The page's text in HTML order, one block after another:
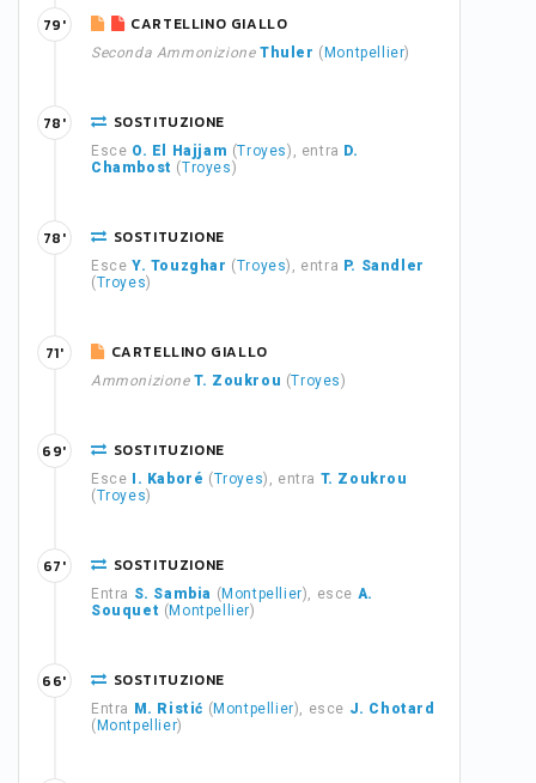
CARTELLINO GIALLO
Seconda Ammonizione Thuler ( Montpellier)
79'
SOSTITUZIONE
Esce O. El Hajjam (Troyes), entra D.
Chambost (Troyes)
78'
SOSTITUZIONE
Esce Y. Touzghar (Troyes), entra P. Sandler
(Troyes)
78'
CARTELLINO GIALLO
Ammonizione T. Zoukrou (Troyes)
71'
SOSTITUZIONE
Esce I. Kaboré (Troyes), entra T. Zoukrou
(Troyes)
69'
SOSTITUZIONE
Entra S. Sambia ( Montpellier), esce A.
Souquet ( Montpellier)
67'
SOSTITUZIONE
Entra M. Ristić ( Montpellier), esce J. Chotard
( Montpellier)
66'